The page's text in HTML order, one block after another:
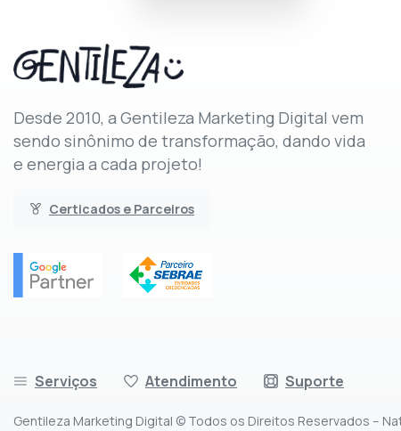
Desde 2010, a Gentileza Marketing Digital vem
sendo sinônimo de transformação, dando vida
e energia a cada projeto!
Certicados e Parceiros
Serviços Atendimento Suporte
Gentileza Marketing Digital © Todos os Direitos Reservados –